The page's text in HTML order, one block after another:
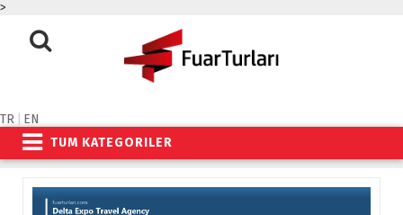
>
TR
EN
TUM KATEGORILER